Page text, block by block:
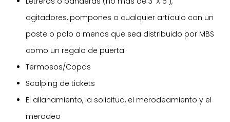
agitadores, pompones o cualquier artículo con un
poste o palo a menos que sea distribuido por MBS
como un regalo de puerta
Termosos/Copas
Scalping de tickets
El allanamiento, la solicitud, el merodeamiento y el
merodeo